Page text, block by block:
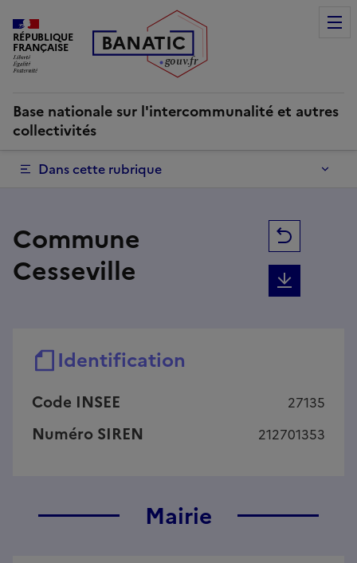
RÉPUBLIQUE
FRANÇAISE BANATIC
gouv.fr
Base nationale sur l'intercommunalité et autres
collectivités
Dans cette rubrique
Commune
Cesseville
Identification
Code INSEE 27135
Numéro SIREN 212701353
Mairie
Commune Cesseville | Base nationale sur